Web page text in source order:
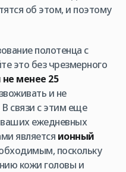
об этом, и поэтому
полотенца с
это без чрезмерного
менее 25
и не
связи с этим еще
ежедневных
является ионный
поскольку
кожи головы и